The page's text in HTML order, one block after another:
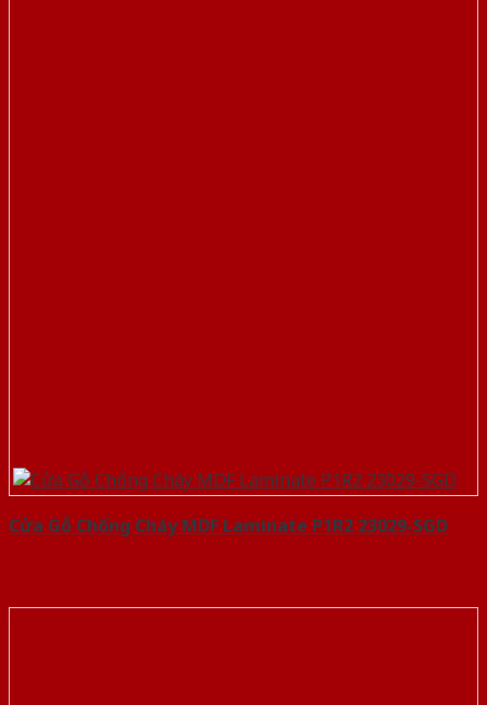
Cửa Gỗ Chống Cháy MDF Laminate P1R2 23029-SGD